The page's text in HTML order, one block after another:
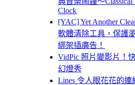
Clock
[YAC] Yet Another
軟體清除工具，保護
綁架插廣告！
VidPic 照片變影片！
幻燈秀
Lines 令人眼花花的連